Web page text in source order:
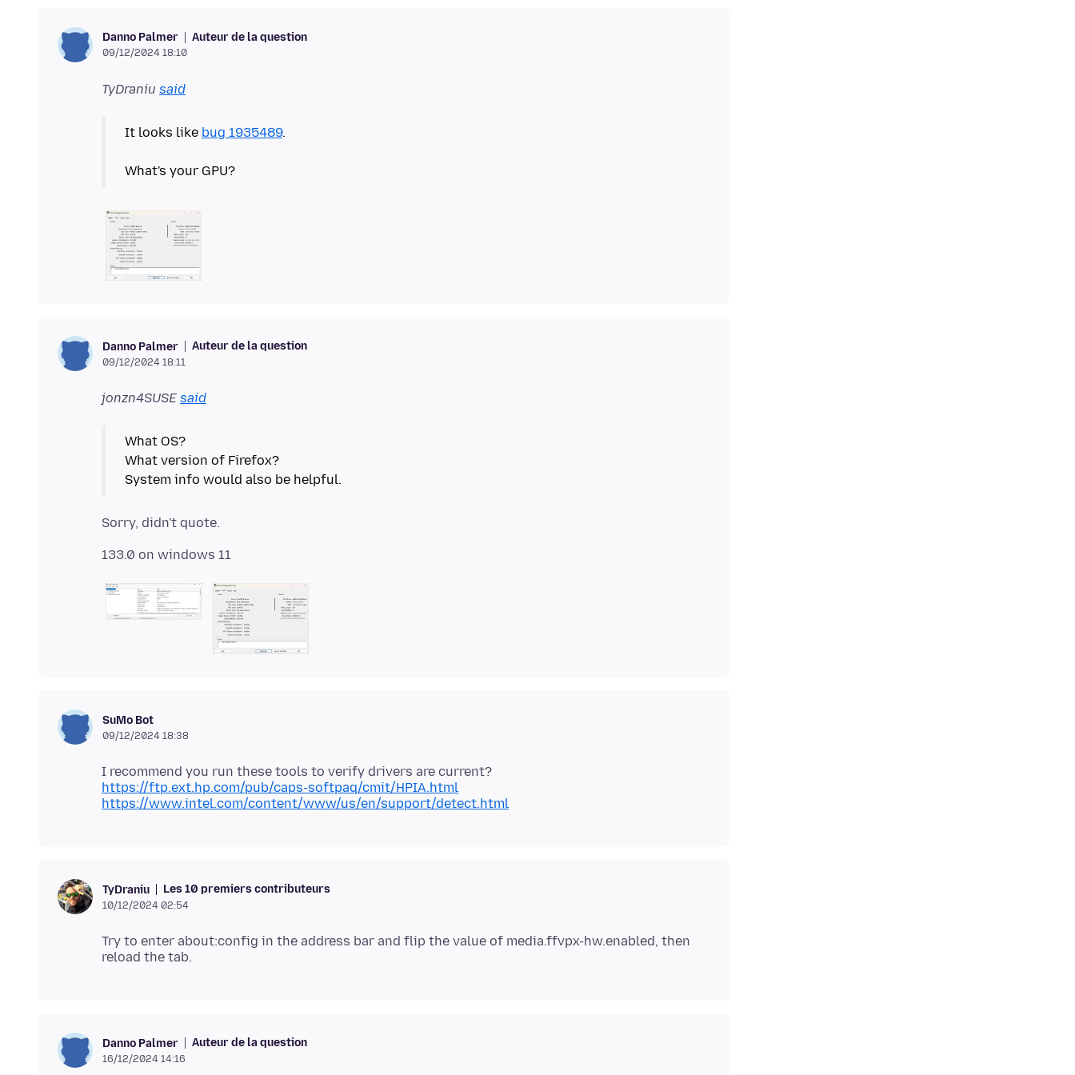
Danno Palmer Auteur de la question
09/12/2024 18:10
TyDraniu said
It looks like bug 1935489.
Danno Palmer Auteur de la question
09/12/2024 18:11
jonzn4SUSE said
What OS?
What version of Firefox?
SuMo Bot
09/12/2024 18:38
https://ftp.ext.hp.com/pub/caps-softpaq/cmit/HPIA.html
https://www.intel.com/content/www/us/en/support/detect.html
TyDraniu Les 10 premiers contributeurs
10/12/2024 02:54
Try to enter about:config in the address bar and flip the value of media.ffvpx-hw.enabled, then
Danno Palmer Auteur de la question
16/12/2024 14:16